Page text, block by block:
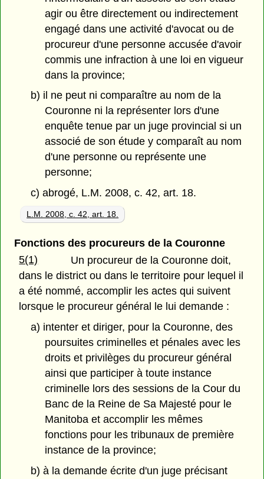
agir ou être directement ou indirectement
engagé dans une activité d'avocat ou de
procureur d'une personne accusée d'avoir
commis une infraction à une loi en vigueur
dans la province;
b) il ne peut ni comparaître au nom de la
Couronne ni la représenter lors d'une
enquête tenue par un juge provincial si un
associé de son étude y comparaît au nom
d'une personne ou représente une
personne;
c) abrogé, L.M. 2008, c. 42, art. 18.
L.M. 2008, c. 42, art. 18.
Fonctions des procureurs de la Couronne
5(1)
Un procureur de la Couronne doit,
dans le district ou dans le territoire pour lequel il
a été nommé, accomplir les actes qui suivent
lorsque le procureur général le lui demande :
a) intenter et diriger, pour la Couronne, des
poursuites criminelles et pénales avec les
droits et privilèges du procureur général
ainsi que participer à toute instance
criminelle lors des sessions de la Cour du
Banc de la Reine de Sa Majesté pour le
Manitoba et accomplir les mêmes
fonctions pour les tribunaux de première
instance de la province;
b) à la demande écrite d'un juge précisant